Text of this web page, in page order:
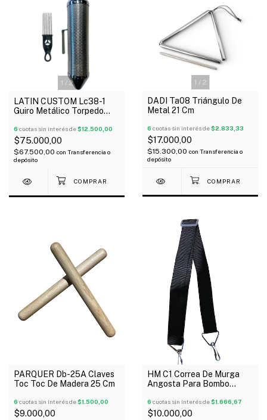
1 / 2
LATIN CUSTOM Lc38-1
Guiro Metálico Torpedo
6 cuotas sin interés de$12.500,00
$75.000,00
$67.500,00 con Transferencia o
depósito
1 / 2
DADI Ta08 Triángulo De
Metal 21 Cm
6 cuotas sin interés de$2.833,33
$17.000,00
$15.300,00 con Transferencia o
depósito
PARQUER Db-25A Claves
Toc Toc De Madera 25 Cm
6 cuotas sin interés de$1.500,00
$9.000,00
HM C1 Correa De Murga
Angosta Para Bombo
6 cuotas sin interés de$1.666,67
$10.000,00